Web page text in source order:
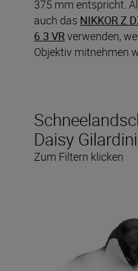
375 mm entspricht.
auch das NIKKOR Z
6.3 VRverwenden,
Objektiv mitnehmen
Daisy Gilardini
Zum Filtern klicken